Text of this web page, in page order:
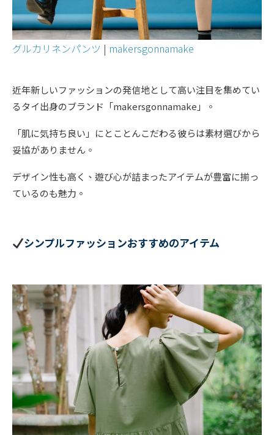
グルカリネンパンツ | makersgonnamake
近年新しいファッションの発信地として高い注目を集めてい
るタイ出身のブランド「makersgonnamake」。
「肌に気持ち良い」にとことんこだわる彼らは素材選びから
妥協がありません。
デザイン性も高く、遊び心が詰まったアイテムが豊富に揃っ
ているのも魅力。
シンプルファッションおすすめのアイテム